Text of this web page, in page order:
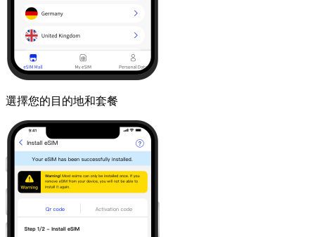
選擇您的目的地和套餐